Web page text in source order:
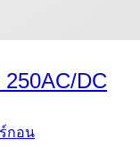
DC
กอน